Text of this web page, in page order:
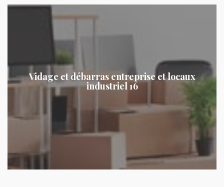
Vidage et débarras entreprise et locaux
industriel 16